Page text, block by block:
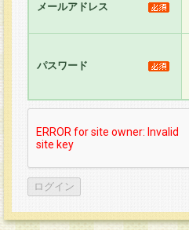
メールアドレス
パスワード